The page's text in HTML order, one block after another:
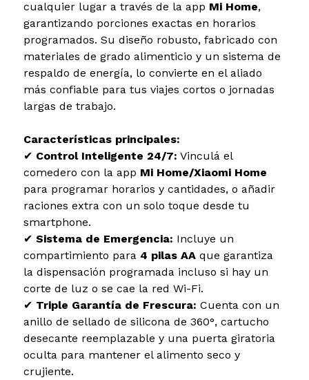
cualquier lugar a través de la app Mi Home,
garantizando porciones exactas en horarios
programados. Su diseño robusto, fabricado con
materiales de grado alimenticio y un sistema de
respaldo de energía, lo convierte en el aliado
más confiable para tus viajes cortos o jornadas
largas de trabajo.
Características principales:
✔ Control Inteligente 24/7: Vinculá el
comedero con la app Mi Home/Xiaomi Home
para programar horarios y cantidades, o añadir
raciones extra con un solo toque desde tu
smartphone.
✔ Sistema de Emergencia: Incluye un
compartimiento para 4 pilas AAque garantiza
la dispensación programada incluso si hay un
corte de luz o se cae la red Wi-Fi.
✔ Triple Garantía de Frescura: Cuenta con un
anillo de sellado de silicona de 360°, cartucho
desecante reemplazable y una puerta giratoria
oculta para mantener el alimento seco y
crujiente.